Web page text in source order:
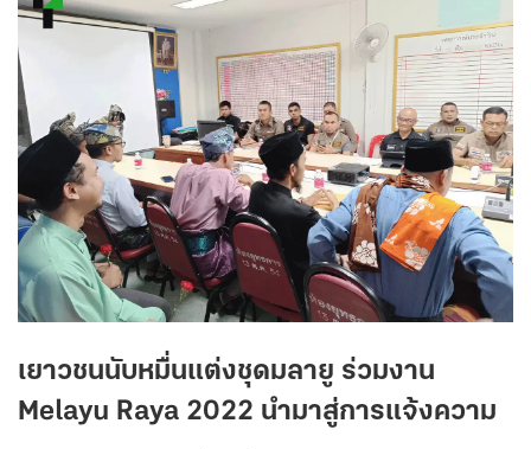
เยาวชนนับหมื่นแต่งชุดมลายู ร่วมงาน
Melayu Raya 2022 นำมาสู่การแจ้งความ